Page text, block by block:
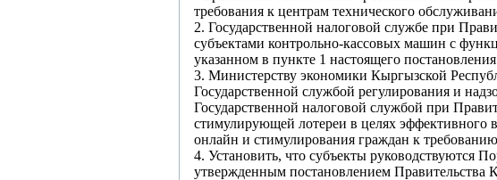
требования к центрам технического
2. Государственной налоговой службе при
субъектами контрольно-кассовых машин с
указанном в пункте 1 настоящего
3. Министерству экономики Кыргызской
Государственной службой регулирования и
Государственной налоговой службой при
стимулирующей лотереи в целях
онлайн и стимулирования граждан к
4. Установить, что субъекты руководствуются
утвержденным постановлением Правительства